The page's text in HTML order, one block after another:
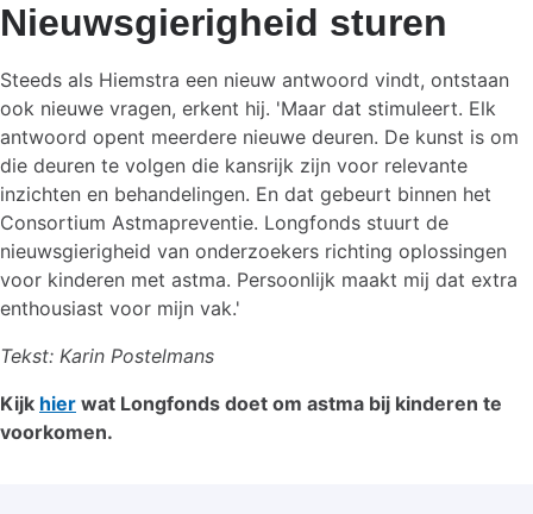
Nieuwsgierigheid sturen
Steeds als Hiemstra een nieuw antwoord vindt, ontstaan
ook nieuwe vragen, erkent hij. 'Maar dat stimuleert. Elk
antwoord opent meerdere nieuwe deuren. De kunst is om
die deuren te volgen die kansrijk zijn voor relevante
inzichten en behandelingen. En dat gebeurt binnen het
Consortium Astmapreventie. Longfonds stuurt de
nieuwsgierigheid van onderzoekers richting oplossingen
voor kinderen met astma. Persoonlijk maakt mij dat extra
enthousiast voor mijn vak.'
Tekst: Karin Postelmans
Kijk hier wat Longfonds doet om astma bij kinderen te
voorkomen.